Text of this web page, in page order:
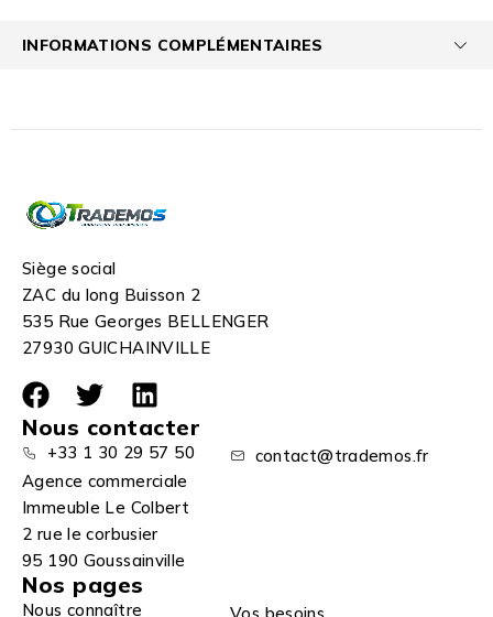
INFORMATIONS COMPLÉMENTAIRES
Siège social
ZAC du long Buisson 2
535 Rue Georges BELLENGER
27930 GUICHAINVILLE
Nous contacter
+33 1 30 29 57 50
contact@trademos.fr
Agence commerciale
Immeuble Le Colbert
2 rue le corbusier
95 190 Goussainville
Nos pages
Nous connaître Vos besoins